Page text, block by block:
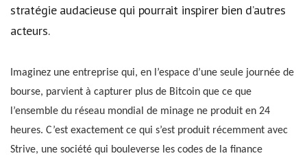
stratégie audacieuse qui pourrait inspirer bien d’autres
acteurs.
Imaginez une entreprise qui, en l’espace d’une seule journée de
bourse, parvient à capturer plus de Bitcoin que ce que
l’ensemble du réseau mondial de minage ne produit en 24
heures. C’est exactement ce qui s’est produit récemment avec
Strive, une société qui bouleverse les codes de la finance